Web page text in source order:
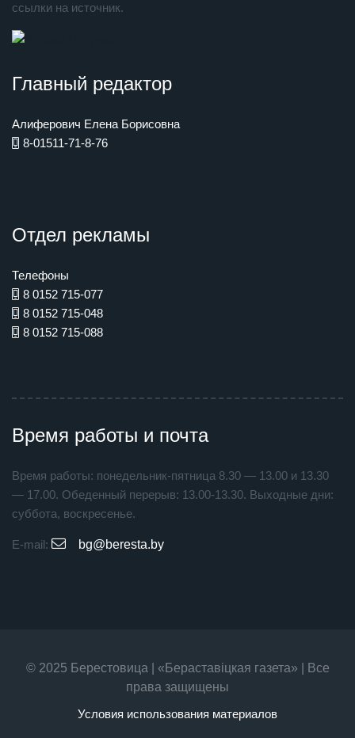
ссылки на источник.
Главный редактор
Алиферович Елена Борисовна
8-01511-71-8-76
Отдел рекламы
Телефоны
8 0152 715-077
8 0152 715-048
8 0152 715-088
Время работы и почта
Время работы: понедельник-пятница 8.30 — 13.00 и 13.30
— 17.00. Обеденный перерыв: 13.00-13.30. Выходные дни:
суббота, воскресенье.
E-mail: bg@beresta.by
© 2025 Берестовица | «Бераставiцкая газета» | Все
права защищены
Условия использования материалов